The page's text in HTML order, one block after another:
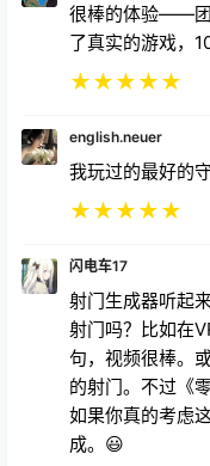
很棒的体验——团
了真实的游戏，
★★★★★
english.neuer
我玩过的最好的
★★★★★
闪电车17
射门生成器听起
射门吗？比如在
句，视频很棒。
的射门。不过《
如果你真的考虑
成。😃